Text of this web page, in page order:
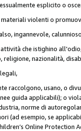
esplicito o
violenti o
ingannevole,
che istighino
religione, nazionalità,
raccolgono, usano, o
guida applicabili); o
norme di
(ad esempio, se
Online Protection